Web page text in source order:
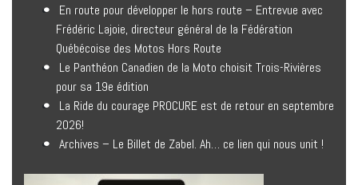
En route pour développer le hors route – Entrevue avec
Frédéric Lajoie, directeur général de la Fédération
Québécoise des Motos Hors Route
Le Panthéon Canadien de la Moto choisit Trois-Rivières
pour sa 19e édition
La Ride du courage PROCURE est de retour en septembre
2026!
Archives – Le Billet de Zabel. Ah… ce lien qui nous unit !